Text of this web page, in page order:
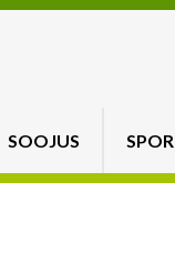
SOOJUS